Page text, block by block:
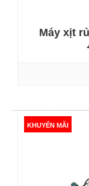
Máy xịt
KHUYẾN MÃI